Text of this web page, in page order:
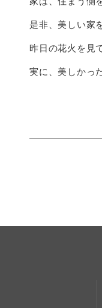
是非、美しい家
昨日の花火を見
実に、美しかっ